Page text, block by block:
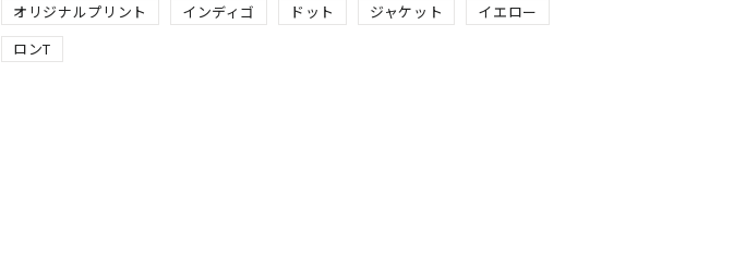
オリジナルプリント
インディゴ ドット ジャケット
イエロー
ロンT